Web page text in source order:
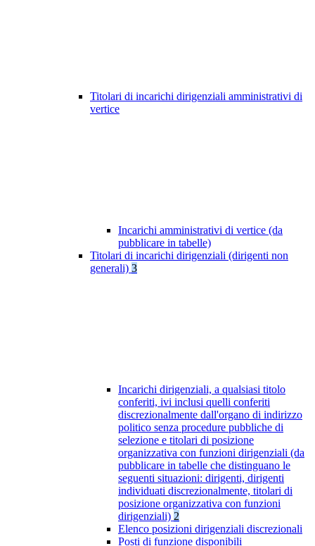
Titolari di incarichi dirigenziali amministrativi di
vertice
Incarichi amministrativi di vertice (da
pubblicare in tabelle)
Titolari di incarichi dirigenziali (dirigenti non
generali) 3
Incarichi dirigenziali, a qualsiasi titolo
conferiti, ivi inclusi quelli conferiti
discrezionalmente dall'organo di indirizzo
politico senza procedure pubbliche di
selezione e titolari di posizione
organizzativa con funzioni dirigenziali (da
pubblicare in tabelle che distinguano le
seguenti situazioni: dirigenti, dirigenti
individuati discrezionalmente, titolari di
posizione organizzativa con funzioni
dirigenziali) 2
Elenco posizioni dirigenziali discrezionali
Posti di funzione disponibili